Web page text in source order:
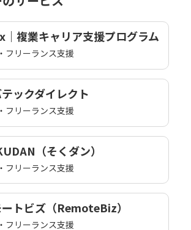
｜複業キャリア支援プログラム
フリーランス支援
ックダイレクト
フリーランス支援
（そくダン）
フリーランス支援
ートビズ（RemoteBiz）
フリーランス支援